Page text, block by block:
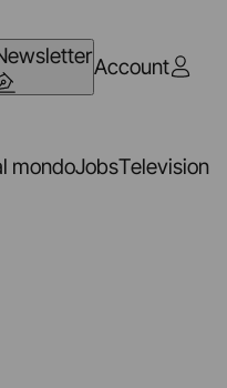
Account
mondoJobsTelevision